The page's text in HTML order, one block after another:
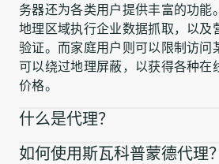
务器还为各类用户提供丰富的功能
地理区域执行企业数据抓取，以及
验证。而家庭用户则可以限制访问
可以绕过地理屏蔽，以获得各种在
价格。
什么是代理？
如何使用斯瓦科普蒙德代理？